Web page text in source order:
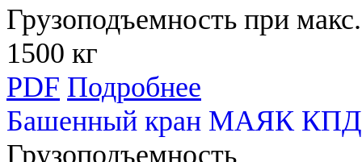
Грузоподъемность при
1500 кг
PDF Подробнее
Башенный кран МАЯК КПД
Грузоподъемность